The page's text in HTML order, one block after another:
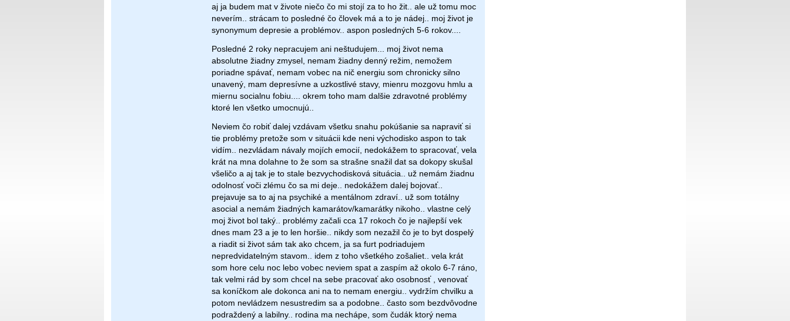
aj ja budem mat v živote niečo čo mi stojí za to ho žit.. ale už tomu moc
neverím.. strácam to posledné čo človek má a to je nádej.. moj život je
synonymum depresie a problémov.. aspon posledných 5-6 rokov....
Posledné 2 roky nepracujem ani neštudujem... moj život nema
absolutne žiadny zmysel, nemam žiadny denný režim, nemožem
poriadne spávať, nemam vobec na nič energiu som chronicky silno
unavený, mam depresívne a uzkostlivé stavy, mienru mozgovu hmlu a
miernu socialnu fobiu.... okrem toho mam dalšie zdravotné problémy
ktoré len všetko umocnujú..
Neviem čo robiť dalej vzdávam všetku snahu pokúšanie sa napraviť si
tie problémy pretože som v situácii kde neni východisko aspon to tak
vidím.. nezvládam návaly mojích emocií, nedokážem to spracovať, vela
krát na mna dolahne to že som sa strašne snažil dat sa dokopy skušal
všeličo a aj tak je to stale bezvychodisková situácia.. už nemám žiadnu
odolnosť voči zlému čo sa mi deje.. nedokážem dalej bojovať..
prejavuje sa to aj na psychiké a mentálnom zdraví.. už som totálny
asocial a nemám žiadných kamarátov/kamarátky nikoho.. vlastne celý
moj život bol taký.. problémy začali cca 17 rokoch čo je najlepší vek
dnes mam 23 a je to len horšie.. nikdy som nezažil čo je to byt dospelý
a riadit si život sám tak ako chcem, ja sa furt podriadujem
nepredvidatelným stavom.. idem z toho všetkého zošaliet.. vela krát
som hore celu noc lebo vobec neviem spat a zaspím až okolo 6-7 ráno,
tak velmi rád by som chcel na sebe pracovať ako osobnosť , venovať
sa koníčkom ale dokonca ani na to nemam energiu.. vydržím chvilku a
potom nevládzem nesustredim sa a podobne.. často som bezdvôvodne
podraždený a labilny.. rodina ma nechápe, som čudák ktorý nema